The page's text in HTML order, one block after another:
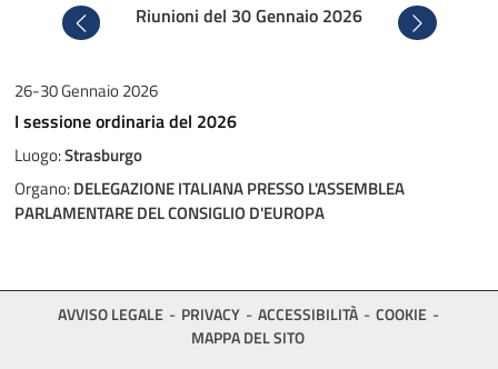
PrecedenteRiunioni del 30 Gennaio 2026 Successivo
26-30 Gennaio 2026
I sessione ordinaria del 2026
Luogo:Strasburgo
Organo:DELEGAZIONE ITALIANA PRESSO L'ASSEMBLEA
PARLAMENTARE DEL CONSIGLIO D'EUROPA
AVVISO LEGALE PRIVACY ACCESSIBILITÀ
COOKIE
MAPPA DEL SITO